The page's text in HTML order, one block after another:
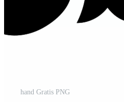
hand Gratis PNG